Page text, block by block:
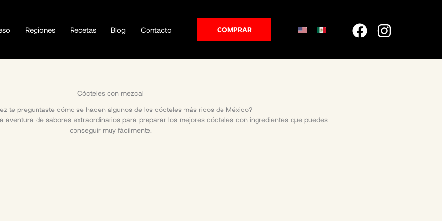
Regiones Recetas Blog Contacto COMPRAR Facebook
Cócteles con mezcal
te preguntaste cómo se hacen algunos de los cócteles más ricos de México?
aventura de sabores extraordinarios para preparar los mejores cócteles con ingredientes que puedes
conseguir muy fácilmente.